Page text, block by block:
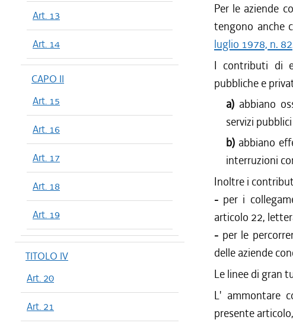
Art. 13
Art. 14
CAPO II
Art. 15
Art. 16
Art. 17
Art. 18
Art. 19
TITOLO IV
Art. 20
Art. 21
Per le aziende
tengono anche
luglio 1978, n. 82
I contributi di
pubbliche e
a) abbiano
servizi
b) abbiano
interruzioni
Inoltre i
- per i
articolo 22,
- per le
delle aziende
Le linee di gran
L' ammontare
presente